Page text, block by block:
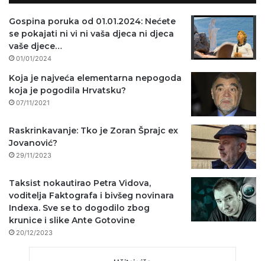
Gospina poruka od 01.01.2024: Nećete
se pokajati ni vi ni vaša djeca ni djeca
vaše djece…
01/01/2024
Koja je najveća elementarna nepogoda
koja je pogodila Hrvatsku?
07/11/2021
Raskrinkavanje: Tko je Zoran Šprajc ex
Jovanović?
29/11/2023
Taksist nokautirao Petra Vidova,
voditelja Faktografa i bivšeg novinara
Indexa. Sve se to dogodilo zbog
krunice i slike Ante Gotovine
20/12/2023